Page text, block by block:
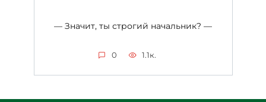
— Значит, ты строгий начальник? —
0 1.1к.